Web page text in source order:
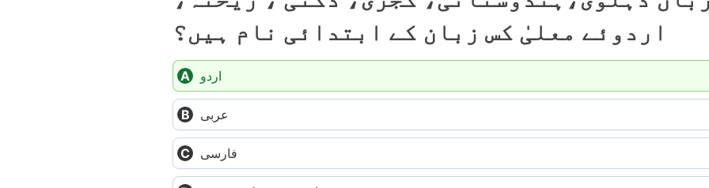
اردوئے معلیٰ کس زبان کے ابتدائی نام ہیں؟
اردو
عربی
فارسی